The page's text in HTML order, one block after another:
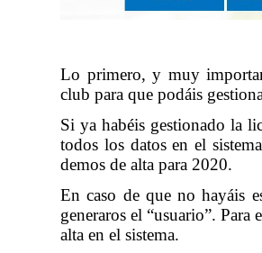
Lo primero, y muy
club para que podáis
Si ya habéis gestionado la
todos los datos en el
demos de alta para 2020.
En caso de que no hayáis
generaros el “usuario”.
alta en el sistema.